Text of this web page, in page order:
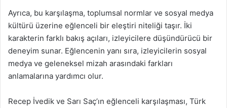
Ayrıca, bu karşılaşma, toplumsal normlar ve sosyal medya
kültürü üzerine eğlenceli bir eleştiri niteliği taşır. İki
karakterin farklı bakış açıları, izleyicilere düşündürücü bir
deneyim sunar. Eğlencenin yanı sıra, izleyicilerin sosyal
medya ve geleneksel mizah arasındaki farkları
anlamalarına yardımcı olur.
Recep İvedik ve Sarı Saç’ın eğlenceli karşılaşması, Türk